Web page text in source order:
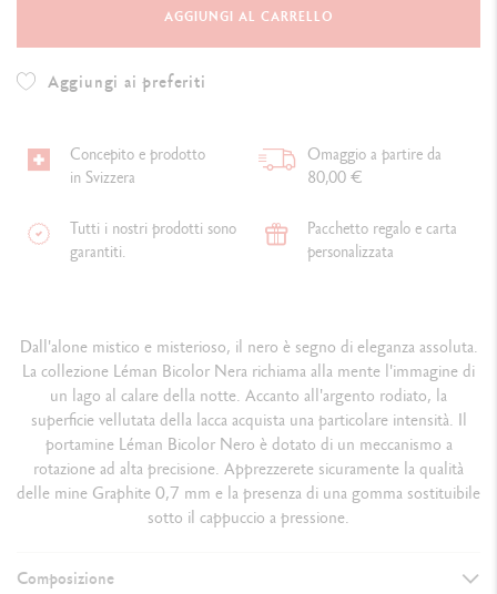
AGGIUNGI AL CARRELLO
Aggiungi ai preferiti
Concepito e prodotto
in Svizzera
Omaggio a partire da
80,00 €
Tutti i nostri prodotti sono
garantiti.
Pacchetto regalo e carta
personalizzata
Dall'alone mistico e misterioso, il nero è segno di eleganza assoluta.
La collezione Léman Bicolor Nera richiama alla mente l'immagine di
un lago al calare della notte. Accanto all'argento rodiato, la
superficie vellutata della lacca acquista una particolare intensità. Il
portamine Léman Bicolor Nero è dotato di un meccanismo a
rotazione ad alta precisione. Apprezzerete sicuramente la qualità
delle mine Graphite 0,7 mm e la presenza di una gomma sostituibile
sotto il cappuccio a pressione.
Composizione